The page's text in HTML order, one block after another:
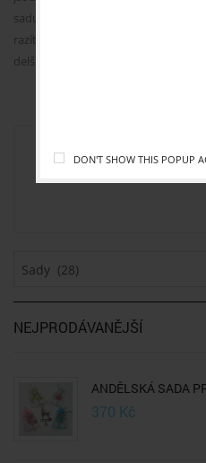
DON'T SHOW THIS POPUP
sadu zasílám připevněnou na
razítkem. Sadu vyrobím na
delší šňůrku připište mi to prosím
Sady (28)
NEJPRODÁVANĚJŠÍ
ANDĚLSKÁ SADA
370 Kč